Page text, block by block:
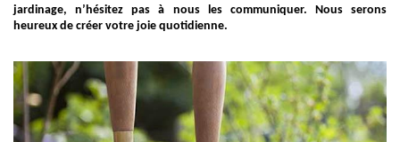
jardinage, n’hésitez pas à nous les communiquer. Nous serons
heureux de créer votre joie quotidienne.